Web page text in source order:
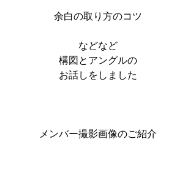
余白の取り方のコツ
などなど
構図とアングルの
お話しをしました
メンバー撮影画像のご紹介